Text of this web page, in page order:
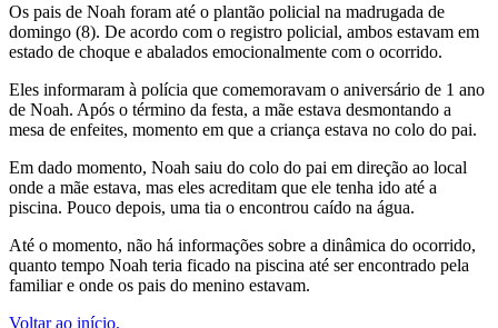
Os pais de Noah foram até o plantão policial na madrugada de
domingo (8). De acordo com o registro policial, ambos estavam em
estado de choque e abalados emocionalmente com o ocorrido.
Eles informaram à polícia que comemoravam o aniversário de 1 ano
de Noah. Após o término da festa, a mãe estava desmontando a
mesa de enfeites, momento em que a criança estava no colo do pai.
Em dado momento, Noah saiu do colo do pai em direção ao local
onde a mãe estava, mas eles acreditam que ele tenha ido até a
piscina. Pouco depois, uma tia o encontrou caído na água.
Até o momento, não há informações sobre a dinâmica do ocorrido,
quanto tempo Noah teria ficado na piscina até ser encontrado pela
familiar e onde os pais do menino estavam.
Voltar ao início.